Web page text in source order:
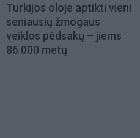
Turkijos oloje aptikti vieni
seniausių žmogaus
veiklos pėdsakų – jiems
86 000 metų